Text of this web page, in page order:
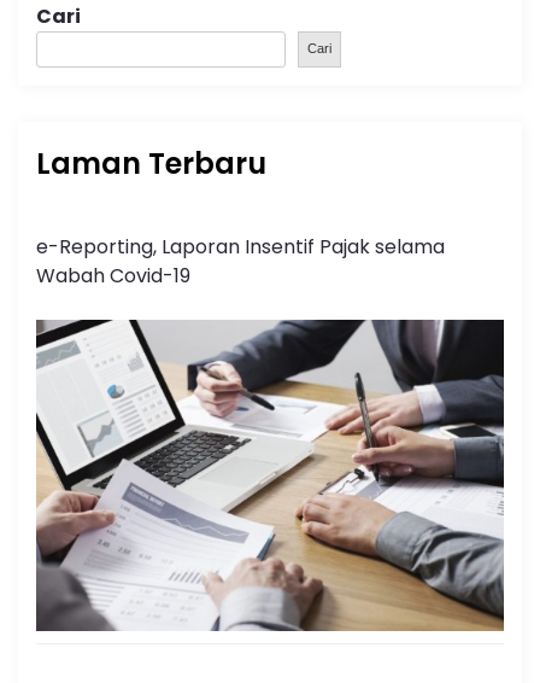
Cari
Cari
Laman Terbaru
e-Reporting, Laporan Insentif Pajak selama
Wabah Covid-19